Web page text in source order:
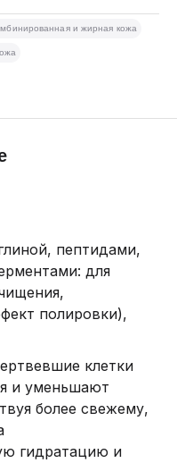
и жирная кожа
пептидами,
для
полировки),
клетки
и уменьшают
более свежему,
гидратацию и